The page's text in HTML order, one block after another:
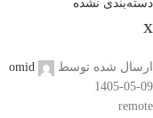
دسته‌بندی نشده
x
ارسال شده توسط
omid
1405-05-09
remote